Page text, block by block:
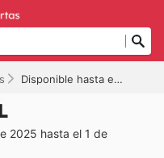
Disponible hasta el 01/11/2025
2025 hasta el 1 de